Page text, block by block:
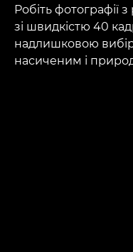
Робіть фотографії
зі швидкістю 40
надлишковою
насиченим і